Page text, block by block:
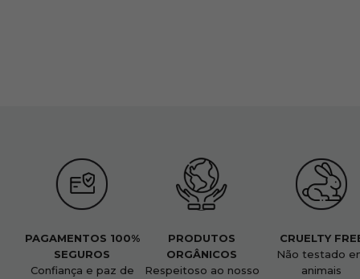
PAGAMENTOS 100%
SEGUROS
Confiança e paz de
PRODUTOS
ORGÂNICOS
Respeitoso ao nosso
CRUELTY
Não testado
animais